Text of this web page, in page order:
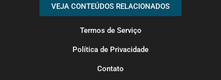
VEJA CONTEÚDOS RELACIONADOS
Termos de Serviço
Política de Privacidade
Contato